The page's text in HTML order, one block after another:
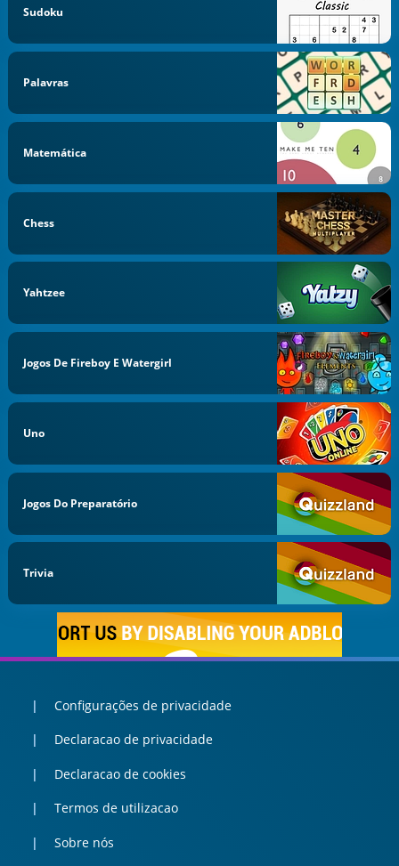
Sudoku
Palavras
Matemática
Chess
Yahtzee
Jogos De Fireboy E Watergirl
Uno
Jogos Do Preparatório
Trivia
Configurações de privacidade
Declaracao de privacidade
Declaracao de cookies
Termos de utilizacao
Sobre nós